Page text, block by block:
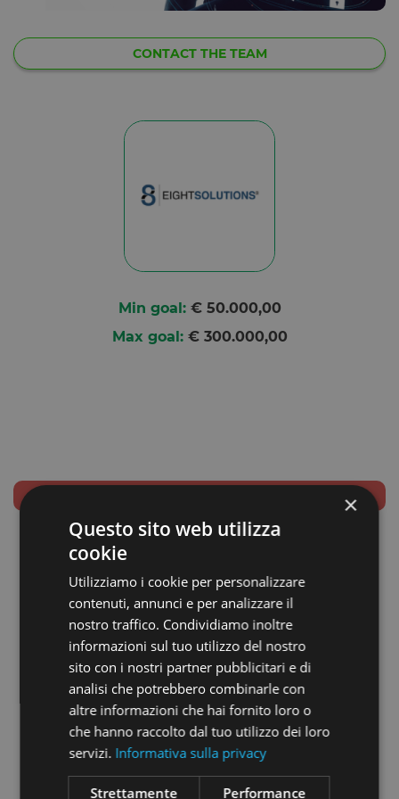
CONTACT THE TEAM
Min goal:€ 50.000,00
Max goal:€ 300.000,00
COMPANY NAME:
EIGHT SOLUTIONS S.R.L.
COMPANY TYPE:
Startup
MINIMUM INVESTMENT:
€ 500,00
4 days
×
Questo sito web utilizza
cookie
Utilizziamo i cookie per personalizzare
contenuti, annunci e per analizzare il
nostro traffico. Condividiamo inoltre
informazioni sul tuo utilizzo del nostro
sito con i nostri partner pubblicitari e di
analisi che potrebbero combinarle con
altre informazioni che hai fornito loro o
che hanno raccolto dal tuo utilizzo dei loro
servizi. Informativa sulla privacy
Strettamente
Performance